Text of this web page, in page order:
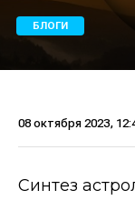
БЛОГИ
08 октября 2023,
Синтез